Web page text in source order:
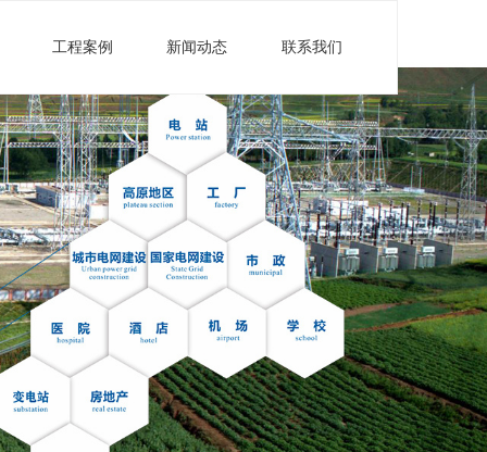
工程案例 新闻动态 联系我们